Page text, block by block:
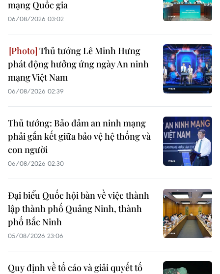
mạng Quốc gia
06/08/2026 03:02
Thủ tướng Lê Minh Hưng
phát động hưởng ứng ngày An ninh
mạng Việt Nam
06/08/2026 02:39
Thủ tướng: Bảo đảm an ninh mạng
phải gắn kết giữa bảo vệ hệ thống và
con người
06/08/2026 02:30
Đại biểu Quốc hội bàn về việc thành
lập thành phố Quảng Ninh, thành
phố Bắc Ninh
05/08/2026 23:06
Quy định về tố cáo và giải quyết tố